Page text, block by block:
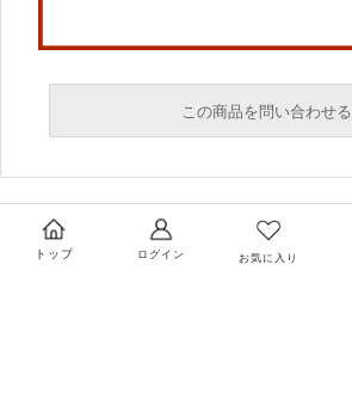
この商品を問い合わせる
トップ ログイン お気に入り